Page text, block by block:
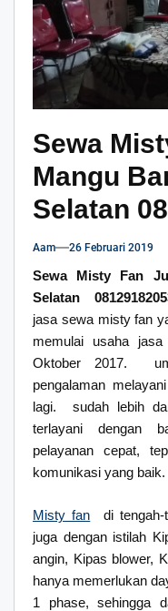
Sewa
Mangu
Selatan
Aam 26 Februari 2019
Sewa Misty Fan
Selatan
jasa sewa misty fan
memulai usaha
Oktober 2017.
pengalaman
lagi. sudah lebih
terlayani dengan
pelayanan cepat,
komunikasi yang baik.
Misty fan di tengah-
juga dengan istilah
angin, Kipas blower,
hanya memerlukan
1 phase, sehingga